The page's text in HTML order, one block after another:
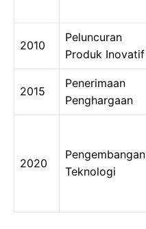
2010
Peluncuran
Produk Inovatif
2015
Penerimaan
Penghargaan
2020
Pengembangan
Teknologi